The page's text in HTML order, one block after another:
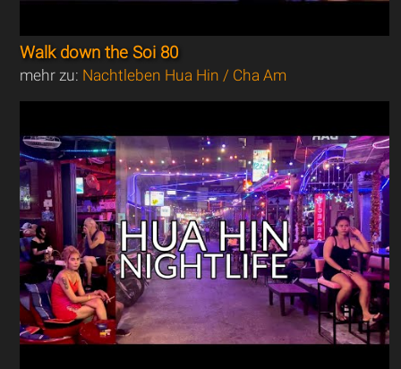
Walk down the Soi 80
mehr zu: Nachtleben Hua Hin / Cha Am